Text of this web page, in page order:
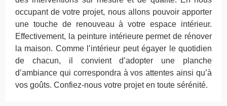
occupant de votre projet, nous allons pouvoir apporter
une touche de renouveau à votre espace intérieur.
Effectivement, la peinture intérieure permet de rénover
la maison. Comme l’intérieur peut égayer le quotidien
de chacun, il convient d’adopter une planche
d’ambiance qui correspondra à vos attentes ainsi qu’à
vos goûts. Confiez-nous votre projet en toute sérénité.